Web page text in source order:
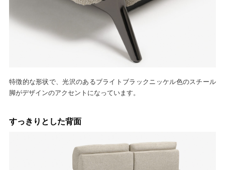
特徴的な形状で、光沢のあるブライトブラックニッケル色のスチール
脚がデザインのアクセントになっています。
すっきりとした背面